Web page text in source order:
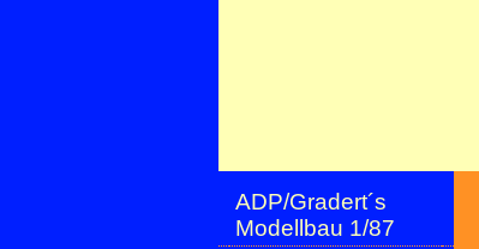
ADP/Gradert´s
Modellbau 1/87